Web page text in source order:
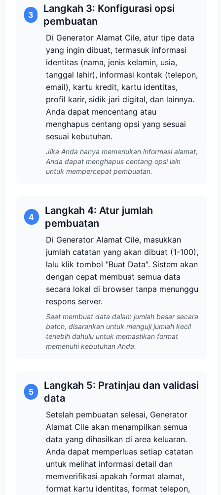
3
Langkah 3: Konfigurasi opsi
pembuatan
Di Generator Alamat Cile, atur tipe data
yang ingin dibuat, termasuk informasi
identitas (nama, jenis kelamin, usia,
tanggal lahir), informasi kontak (telepon,
email), kartu kredit, kartu identitas,
profil karir, sidik jari digital, dan lainnya.
Anda dapat mencentang atau
menghapus centang opsi yang sesuai
sesuai kebutuhan.
Jika Anda hanya memerlukan informasi alamat,
Anda dapat menghapus centang opsi lain
untuk mempercepat pembuatan.
4
Langkah 4: Atur jumlah
pembuatan
Di Generator Alamat Cile, masukkan
jumlah catatan yang akan dibuat (1-100),
lalu klik tombol "Buat Data". Sistem akan
dengan cepat membuat semua data
secara lokal di browser tanpa menunggu
respons server.
Saat membuat data dalam jumlah besar secara
batch, disarankan untuk menguji jumlah kecil
terlebih dahulu untuk memastikan format
memenuhi kebutuhan Anda.
5
Langkah 5: Pratinjau dan validasi
data
Setelah pembuatan selesai, Generator
Alamat Cile akan menampilkan semua
data yang dihasilkan di area keluaran.
Anda dapat memperluas setiap catatan
untuk melihat informasi detail dan
memverifikasi apakah format alamat,
format kartu identitas, format telepon,